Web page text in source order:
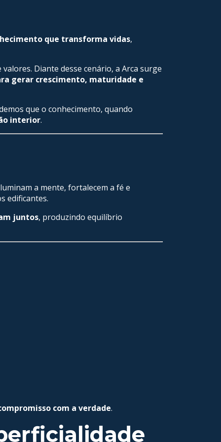
que transforma vidas,
Diante desse cenário, a Arca surge
gerar crescimento, maturidade e
que o conhecimento, quando
interior.
a mente, fortalecem a fé e
edificantes.
juntos, produzindo equilíbrio
com a verdade.